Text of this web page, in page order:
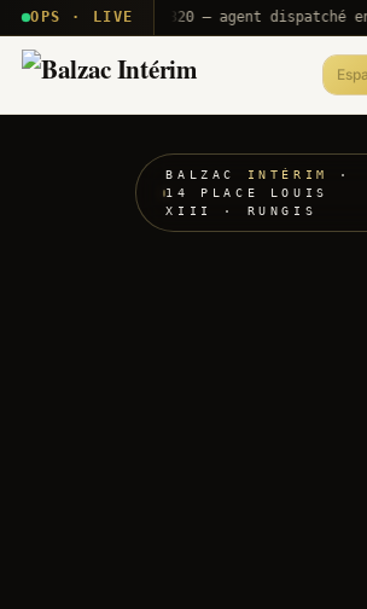
OPS · LIVE
T2E · B71 Push A320 — agent dispatché en
BALZAC INTÉRIM
·
14 PLACE LOUIS
XIII · RUNGIS